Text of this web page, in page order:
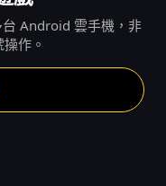
Android 雲手機，非
作。